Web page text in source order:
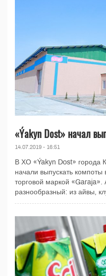
«Ýakyn Dost» начал
14.07.2019 - 16:51
В ХО «Ýakyn Dost» города
начали выпускать компоты
торговой маркой «Garaja».
разнообразный: из айвы,